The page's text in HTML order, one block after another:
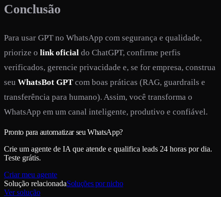
Conclusão
Para usar GPT no WhatsApp com segurança e qualidade,
priorize o link oficial do ChatGPT, confirme perfis
verificados, gerencie privacidade e, se for empresa, construa
seu WhatsBot GPT com boas práticas (RAG, guardrails e
transferência para humano). Assim, você transforma o
WhatsApp em um canal inteligente, produtivo e confiável.
Pronto para automatizar seu WhatsApp?
Crie um agente de IA que atende e qualifica leads 24 horas por dia.
Teste grátis.
Criar meu agente
Solução relacionadaSoluções por nicho
Ver solução